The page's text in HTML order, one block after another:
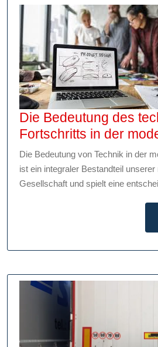
Die Bedeutung des
Fortschritts in der
Die Bedeutung von Technik in der
ist ein integraler Bestandteil unserer
Gesellschaft und spielt eine